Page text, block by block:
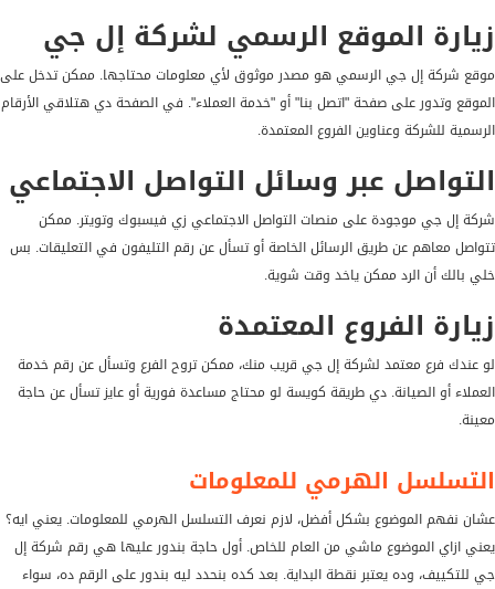
زيارة الموقع الرسمي لشركة إل جي
موقع شركة إل جي الرسمي هو مصدر موثوق لأي معلومات محتاجها. ممكن تدخل على
الموقع وتدور على صفحة "اتصل بنا" أو "خدمة العملاء". في الصفحة دي هتلاقي الأرقام
الرسمية للشركة وعناوين الفروع المعتمدة.
التواصل عبر وسائل التواصل الاجتماعي
شركة إل جي موجودة على منصات التواصل الاجتماعي زي فيسبوك وتويتر. ممكن
تتواصل معاهم عن طريق الرسائل الخاصة أو تسأل عن رقم التليفون في التعليقات. بس
خلي بالك أن الرد ممكن ياخد وقت شوية.
زيارة الفروع المعتمدة
لو عندك فرع معتمد لشركة إل جي قريب منك، ممكن تروح الفرع وتسأل عن رقم خدمة
العملاء أو الصيانة. دي طريقة كويسة لو محتاج مساعدة فورية أو عايز تسأل عن حاجة
معينة.
التسلسل الهرمي للمعلومات
عشان نفهم الموضوع بشكل أفضل، لازم نعرف التسلسل الهرمي للمعلومات. يعني ايه؟
يعني ازاي الموضوع ماشي من العام للخاص. أول حاجة بندور عليها هي رقم شركة إل
جي للتكييف، وده يعتبر نقطة البداية. بعد كده بنحدد ليه بندور على الرقم ده، سواء